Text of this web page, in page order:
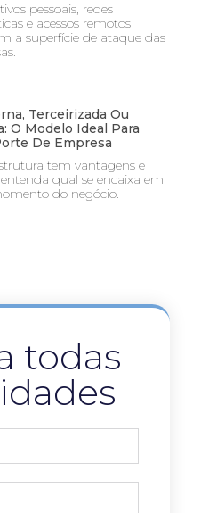
pessoais, redes
e acessos remotos
a superfície de ataque das
Terceirizada Ou
O Modelo Ideal Para
De Empresa
tem vantagens e
qual se encaixa em
do negócio.
todas